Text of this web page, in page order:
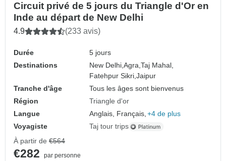
Circuit privé de 5 jours du Triangle d'Or en
Inde au départ de New Delhi
4.9 (233 avis)
Durée
5 jours
Destinations
New Delhi,Agra,Taj Mahal,
Fatehpur Sikri,Jaipur
Tranche d'âge
Tous les âges sont bienvenus
Région
Triangle d'or
Langue
Anglais, Français, +4 de plus
Voyagiste
Taj tour trips
À partir de €564
€282
par personne